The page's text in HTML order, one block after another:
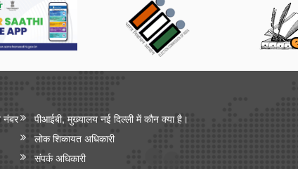
नंबर
पीआईबी, मुख्यालय नई दिल्ली में कौन क्या है।
लोक शिकायत अधिकारी
संपर्क अधिकारी